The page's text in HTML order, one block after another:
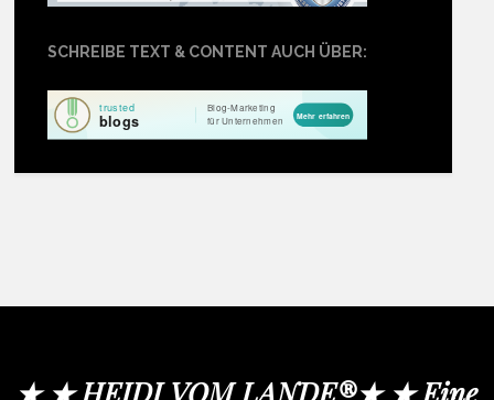
SCHREIBE TEXT & CONTENT AUCH ÜBER: